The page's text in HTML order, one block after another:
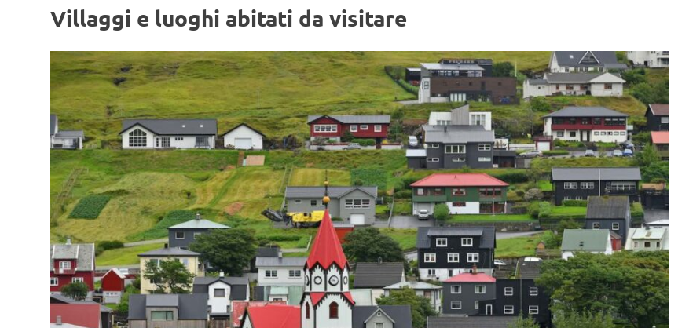
Villaggi e luoghi abitati da visitare